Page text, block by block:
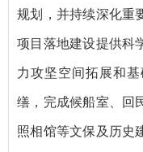
规划，并持续深化重
项目落地建设提供科
力攻坚空间拓展和
缮，完成候船室、回
照相馆等文保及历史